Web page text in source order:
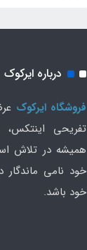
درباره ایرکوک
فروشگاه ایرکوک
تفریحی
همیشه در تلاش
خود نامی
خود باشد.